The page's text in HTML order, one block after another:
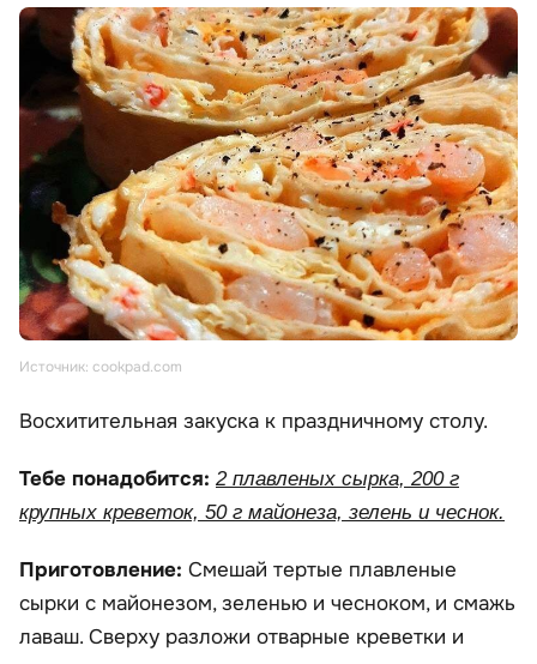
Источник: cookpad.com
Восхитительная закуска к праздничному столу.
Тебе понадобится: 2 плавленых сырка, 200 г
крупных креветок, 50 г майонеза, зелень и чеснок.
Приготовление: Смешай тертые плавленые
сырки с майонезом, зеленью и чесноком, и смажь
лаваш. Сверху разложи отварные креветки и